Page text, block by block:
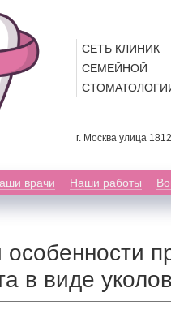
СЕТЬ КЛИНИК
СЕМЕЙНОЙ
г. Москва улица
врачи Наши работы
в виде уколов